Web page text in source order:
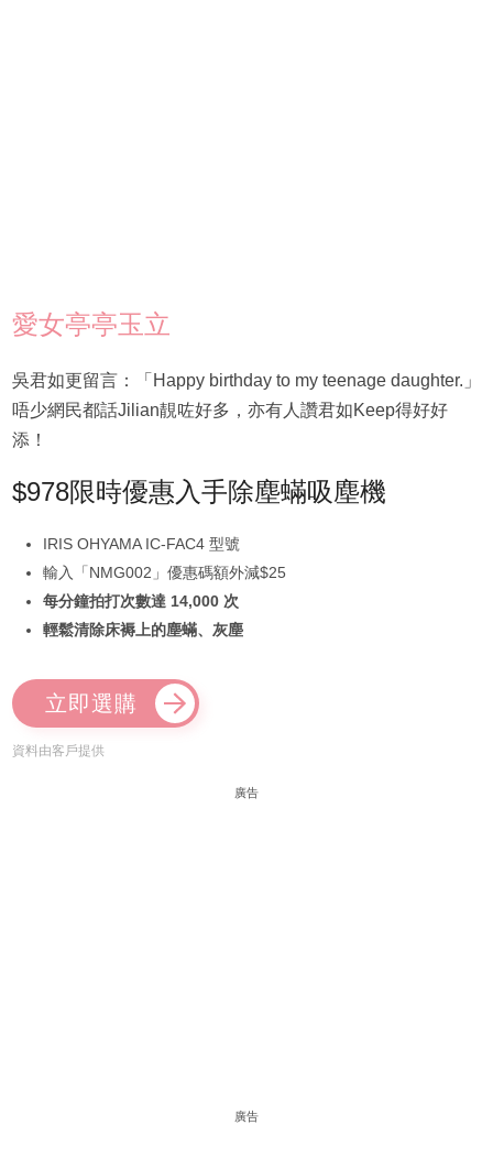
愛女亭亭玉立
吳君如更留言：「Happy birthday to my teenage daughter.」
唔少網民都話Jilian靚咗好多，亦有人讚君如Keep得好好
添！
$978限時優惠入手除塵蟎吸塵機
IRIS OHYAMA IC-FAC4 型號
輸入「NMG002」優惠碼額外減$25
每分鐘拍打次數達 14,000 次
輕鬆清除床褥上的塵蟎、灰塵
立即選購
資料由客戶提供
廣告
廣告